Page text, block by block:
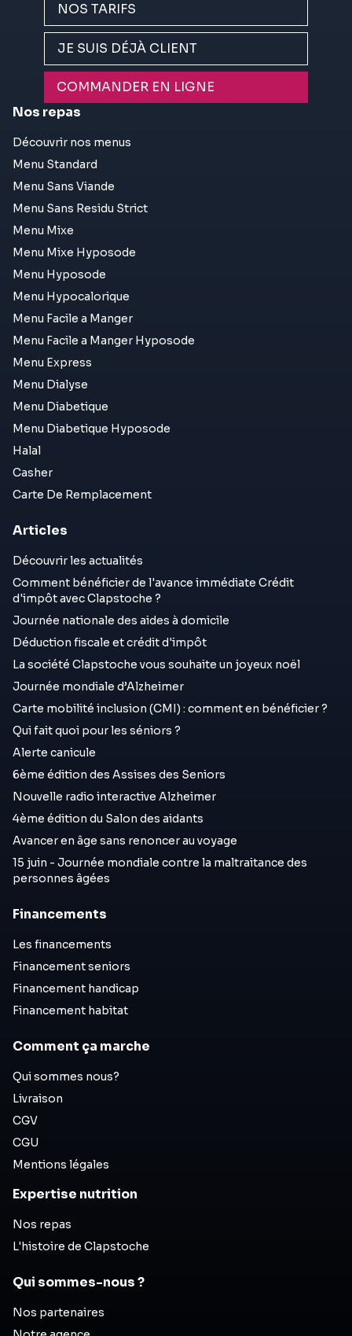
NOS TARIFS
JE SUIS DÉJÀ CLIENT
COMMANDER EN LIGNE
Nos repas
Découvrir nos menus
Menu Standard
Menu Sans Viande
Menu Sans Residu Strict
Menu Mixe
Menu Mixe Hyposode
Menu Hyposode
Menu Hypocalorique
Menu Facile a Manger
Menu Facile a Manger Hyposode
Menu Express
Menu Dialyse
Menu Diabetique
Menu Diabetique Hyposode
Halal
Casher
Carte De Remplacement
Articles
Découvrir les actualités
Comment bénéficier de l'avance immédiate Crédit
d'impôt avec Clapstoche ?
Journée nationale des aides à domicile
Déduction fiscale et crédit d'impôt
La société Clapstoche vous souhaite un joyeux noël
Journée mondiale d’Alzheimer
Carte mobilité inclusion (CMI) : comment en bénéficier ?
Qui fait quoi pour les séniors ?
Alerte canicule
6ème édition des Assises des Seniors
Nouvelle radio interactive Alzheimer
4ème édition du Salon des aidants
Avancer en âge sans renoncer au voyage
15 juin - Journée mondiale contre la maltraitance des
personnes âgées
Financements
Les financements
Financement seniors
Financement handicap
Financement habitat
Comment ça marche
Qui sommes nous?
Livraison
CGV
CGU
Mentions légales
Expertise nutrition
Nos repas
L'histoire de Clapstoche
Qui sommes-nous ?
Nos partenaires